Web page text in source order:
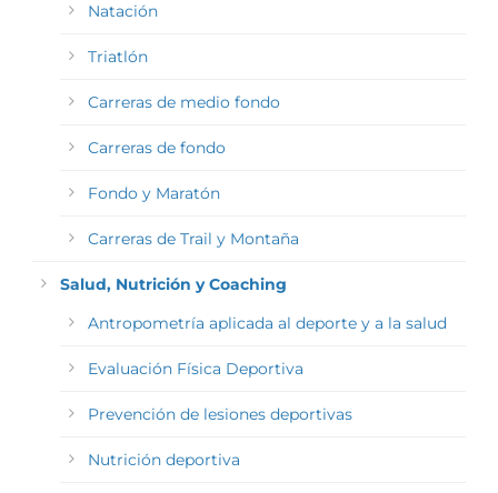
Natación
Triatlón
Carreras de medio fondo
Carreras de fondo
Fondo y Maratón
Carreras de Trail y Montaña
Salud, Nutrición y Coaching
Antropometría aplicada al deporte y a la salud
Evaluación Física Deportiva
Prevención de lesiones deportivas
Nutrición deportiva